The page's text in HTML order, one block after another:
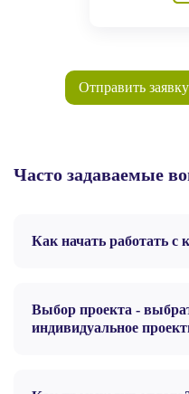
Отправить заявку
Часто задаваемые
Как начать работать с
Выбор проекта -
индивидуальное